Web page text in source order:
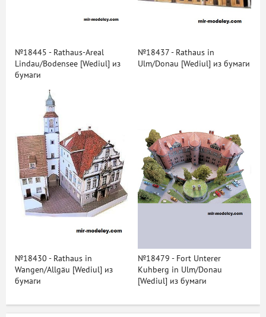
№18445 - Rathaus-Areal
Lindau/Bodensee [Wediul] из
бумаги
№18437 - Rathaus in
Ulm/Donau [Wediul] из бумаги
№18430 - Rathaus in
Wangen/Allgäu [Wediul] из
бумаги
№18479 - Fort Unterer
Kuhberg in Ulm/Donau
[Wediul] из бумаги